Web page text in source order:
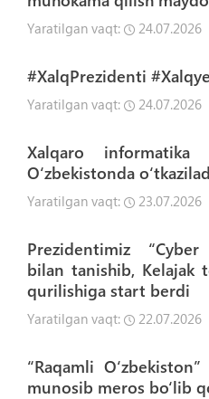
Yaratilgan vaqt: 24.07.2026
#XalqPrezidenti
Yaratilgan vaqt: 24.07.2026
Xalqaro
Oʻzbekistonda
Yaratilgan vaqt: 23.07.2026
Prezidentimiz
bilan tanishib, Kelajak
qurilishiga start berdi
Yaratilgan vaqt: 22.07.2026
“Raqamli
munosib meros bo‘lib